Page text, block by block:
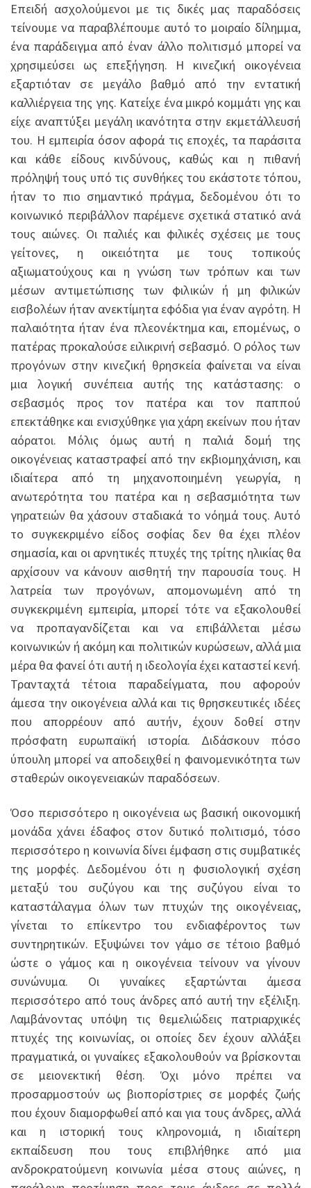
Επειδή ασχολούμενοι με τις δικές μας παραδόσεις
τείνουμε να παραβλέπουμε αυτό το μοιραίο δίλημμα,
ένα παράδειγμα από έναν άλλο πολιτισμό μπορεί να
χρησιμεύσει ως επεξήγηση. Η κινεζική οικογένεια
εξαρτιόταν σε μεγάλο βαθμό από την εντατική
καλλιέργεια της γης. Κατείχε ένα μικρό κομμάτι γης και
είχε αναπτύξει μεγάλη ικανότητα στην εκμετάλλευσή
του. Η εμπειρία όσον αφορά τις εποχές, τα παράσιτα
και κάθε είδους κινδύνους, καθώς και η πιθανή
πρόληψή τους υπό τις συνθήκες του εκάστοτε τόπου,
ήταν το πιο σημαντικό πράγμα, δεδομένου ότι το
κοινωνικό περιβάλλον παρέμενε σχετικά στατικό ανά
τους αιώνες. Οι παλιές και φιλικές σχέσεις με τους
γείτονες, η οικειότητα με τους τοπικούς
αξιωματούχους και η γνώση των τρόπων και των
μέσων αντιμετώπισης των φιλικών ή μη φιλικών
εισβολέων ήταν ανεκτίμητα εφόδια για έναν αγρότη. Η
παλαιότητα ήταν ένα πλεονέκτημα και, επομένως, ο
πατέρας προκαλούσε ειλικρινή σεβασμό. Ο ρόλος των
προγόνων στην κινεζική θρησκεία φαίνεται να είναι
μια λογική συνέπεια αυτής της κατάστασης: ο
σεβασμός προς τον πατέρα και τον παππού
επεκτάθηκε και ενισχύθηκε για χάρη εκείνων που ήταν
αόρατοι. Μόλις όμως αυτή η παλιά δομή της
οικογένειας καταστραφεί από την εκβιομηχάνιση, και
ιδιαίτερα από τη μηχανοποιημένη γεωργία, η
ανωτερότητα του πατέρα και η σεβασμιότητα των
γηρατειών θα χάσουν σταδιακά το νόημά τους. Αυτό
το συγκεκριμένο είδος σοφίας δεν θα έχει πλέον
σημασία, και οι αρνητικές πτυχές της τρίτης ηλικίας θα
αρχίσουν να κάνουν αισθητή την παρουσία τους. Η
λατρεία των προγόνων, απομονωμένη από τη
συγκεκριμένη εμπειρία, μπορεί τότε να εξακολουθεί
να προπαγανδίζεται και να επιβάλλεται μέσω
κοινωνικών ή ακόμη και πολιτικών κυρώσεων, αλλά μια
μέρα θα φανεί ότι αυτή η ιδεολογία έχει καταστεί κενή.
Τρανταχτά τέτοια παραδείγματα, που αφορούν
άμεσα την οικογένεια αλλά και τις θρησκευτικές ιδέες
που απορρέουν από αυτήν, έχουν δοθεί στην
πρόσφατη ευρωπαϊκή ιστορία. Διδάσκουν πόσο
ύπουλη μπορεί να αποδειχθεί η φαινομενικότητα των
σταθερών οικογενειακών παραδόσεων.
Όσο περισσότερο η οικογένεια ως βασική οικονομική
μονάδα χάνει έδαφος στον δυτικό πολιτισμό, τόσο
περισσότερο η κοινωνία δίνει έμφαση στις συμβατικές
της μορφές. Δεδομένου ότι η φυσιολογική σχέση
μεταξύ του συζύγου και της συζύγου είναι το
καταστάλαγμα όλων των πτυχών της οικογένειας,
γίνεται το επίκεντρο του ενδιαφέροντος των
συντηρητικών. Εξυψώνει τον γάμο σε τέτοιο βαθμό
ώστε ο γάμος και η οικογένεια τείνουν να γίνουν
συνώνυμα. Οι γυναίκες εξαρτώνται άμεσα
περισσότερο από τους άνδρες από αυτή την εξέλιξη.
Λαμβάνοντας υπόψη τις θεμελιώδεις πατριαρχικές
πτυχές της κοινωνίας, οι οποίες δεν έχουν αλλάξει
πραγματικά, οι γυναίκες εξακολουθούν να βρίσκονται
σε μειονεκτική θέση. Όχι μόνο πρέπει να
προσαρμοστούν ως βιοπορίστριες σε μορφές ζωής
που έχουν διαμορφωθεί από και για τους άνδρες, αλλά
και η ιστορική τους κληρονομιά, η ιδιαίτερη
εκπαίδευση που τους επιβλήθηκε από μια
ανδροκρατούμενη κοινωνία μέσα στους αιώνες, η